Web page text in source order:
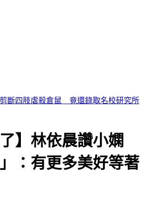
斷四肢虐殺倉鼠 竟還錄取名校研究所
了】林依晨讚小嫻
」：有更多美好等著